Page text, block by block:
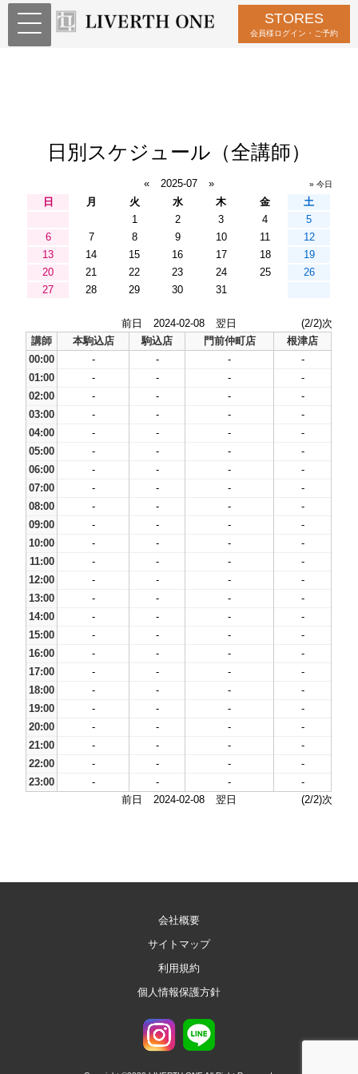
STORES
会員様ログイン・ご予約
日別スケジュール（全講師）
« 2025-07 » » 今日
日 月 火 水 木 金
土
1
2 3 4
5
6
7 8 9 10 11
12
13
14 15 16 17 18
19
20
21 22 23 24 25
26
27
28 29 30 31
前日 2024-02-08 翌日
(2/2)次
講師
本駒込店 駒込店 門前仲町店
根津店
00:00
- - -
-
01:00
- - -
-
02:00
- - -
-
03:00
- - -
-
04:00
- - -
-
05:00
- - -
-
06:00
- - -
-
07:00
- - -
-
08:00
- - -
-
09:00
- - -
-
10:00
- - -
-
11:00
- - -
-
12:00
- - -
-
13:00
- - -
-
14:00
- - -
-
15:00
- - -
-
16:00
- - -
-
17:00
- - -
-
18:00
- - -
-
19:00
- - -
-
20:00
- - -
-
21:00
- - -
-
22:00
- - -
-
23:00
- - -
-
前日
2024-02-08 翌日 (2/2)次
会社概要
サイトマップ
利用規約
個人情報保護方針